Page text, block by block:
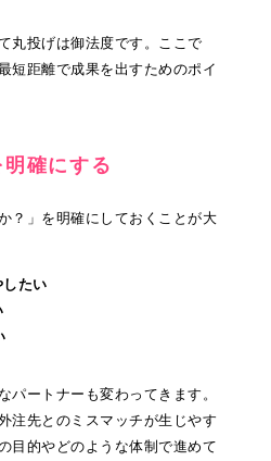
丸投げは御法度です。ここで
短距離で成果を出すためのポイ
明確にする
？」を明確にしておくことが大
したい
パートナーも変わってきます。
注先とのミスマッチが生じやす
目的やどのような体制で進めて